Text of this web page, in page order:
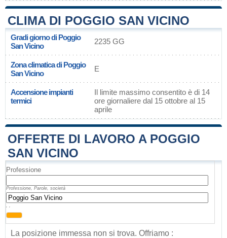
CLIMA DI POGGIO SAN VICINO
Gradi giorno di Poggio
San Vicino
2235 GG
Zona climatica di Poggio
San Vicino
E
Accensione impianti
termici
Il limite massimo consentito è di 14
ore giornaliere dal 15 ottobre al 15
aprile
OFFERTE DI LAVORO A POGGIO
SAN VICINO
Professione
Professione, Parole, società
, ,
La posizione immessa non si trova. Offriamo :